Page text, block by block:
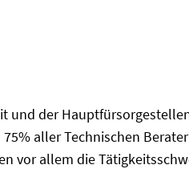
und der
aller Technischen
vor allem die